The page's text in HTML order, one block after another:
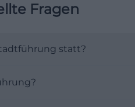
Fragen
statt?